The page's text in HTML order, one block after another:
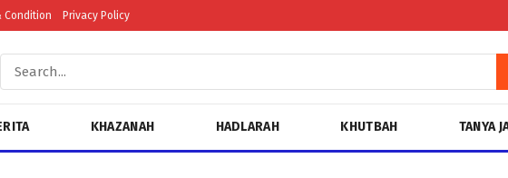
Condition Privacy Policy
KHAZANAH HADLARAH KHUTBAH TANYA